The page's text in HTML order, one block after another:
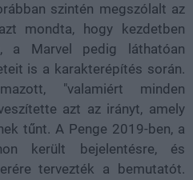
szintén megszólalt az
mondta, hogy kezdetben
a Marvel pedig láthatóan
is a karakterépítés során.
"valamiért minden
azt az irányt, amely
tűnt. A Penge 2019-ben, a
került bejelentésre, és
tervezték a bemutatót.